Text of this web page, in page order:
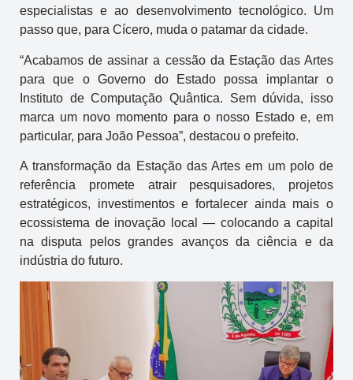
especialistas e ao desenvolvimento tecnológico. Um
passo que, para Cícero, muda o patamar da cidade.
“Acabamos de assinar a cessão da Estação das Artes
para que o Governo do Estado possa implantar o
Instituto de Computação Quântica. Sem dúvida, isso
marca um novo momento para o nosso Estado e, em
particular, para João Pessoa”, destacou o prefeito.
A transformação da Estação das Artes em um polo de
referência promete atrair pesquisadores, projetos
estratégicos, investimentos e fortalecer ainda mais o
ecossistema de inovação local — colocando a capital
na disputa pelos grandes avanços da ciência e da
indústria do futuro.